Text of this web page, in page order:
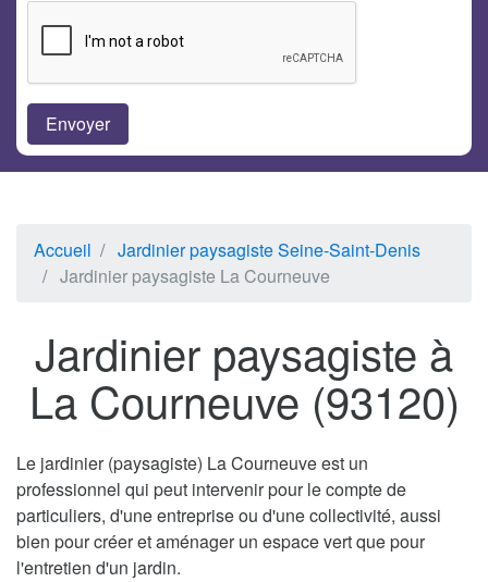
Accueil
Jardinier paysagiste Seine-Saint-Denis
Jardinier paysagiste La Courneuve
Jardinier paysagiste à
La Courneuve (93120)
Le jardinier (paysagiste) La Courneuve est un
professionnel qui peut intervenir pour le compte de
particuliers, d'une entreprise ou d'une collectivité, aussi
bien pour créer et aménager un espace vert que pour
l'entretien d'un jardin.